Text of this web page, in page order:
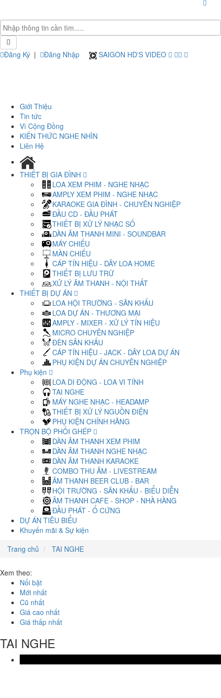
Đăng Ký | Đăng Nhập SAIGON HD'S VIDEO
Giới Thiệu
Tin tức
Vì Cộng Đồng
KIẾN THỨC NGHE NHÌN
Liên Hệ
THIẾT BỊ GIA ĐÌNH
LOA XEM PHIM - NGHE NHẠC
AMPLY XEM PHIM - NGHE NHẠC
KARAOKE GIA ĐÌNH - CHUYÊN NGHIỆP
ĐẦU CD - ĐẦU PHÁT
THIẾT BỊ XỬ LÝ NHẠC SỐ
DÀN ÂM THANH MINI - SOUNDBAR
MÁY CHIẾU
MÀN CHIẾU
CÁP TÍN HIỆU - DÂY LOA HOME
THIẾT BỊ LƯU TRỮ
XỬ LÝ ÂM THANH - NỘI THẤT
THIẾT BỊ DỰ ÁN
LOA HỘI TRƯỜNG - SÂN KHẤU
LOA DỰ ÁN - THƯƠNG MẠI
AMPLY - MIXER - XỬ LÝ TÍN HIỆU
MICRO CHUYÊN NGHIỆP
ĐÈN SÂN KHẤU
CÁP TÍN HIỆU - JACK - DÂY LOA DỰ ÁN
PHỤ KIỆN DỰ ÁN CHUYÊN NGHIỆP
Phụ kiện
LOA DI ĐỘNG - LOA VI TÍNH
TAI NGHE
MÁY NGHE NHẠC - HEADAMP
THIẾT BỊ XỬ LÝ NGUỒN ĐIỆN
PHỤ KIỆN CHÍNH HÃNG
TRỌN BỘ PHỐI GHÉP
DÀN ÂM THANH XEM PHIM
DÀN ÂM THANH NGHE NHẠC
DÀN ÂM THANH KARAOKE
COMBO THU ÂM - LIVESTREAM
ÂM THANH BEER CLUB - BAR
HỘI TRƯỜNG - SÂN KHẤU - BIỂU DIỄN
ÂM THANH CAFE - SHOP - NHÀ HÀNG
ĐẦU PHÁT - Ổ CỨNG
DỰ ÁN TIÊU BIỂU
Khuyến mãi & Sự kiện
Trang chủ
TAI NGHE
Xem theo:
Nổi bật
Mới nhất
Cũ nhất
Giá cao nhất
Giá thấp nhất
TAI NGHE